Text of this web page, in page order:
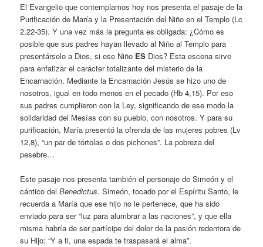
El Evangelio que contemplamos hoy nos presenta el pasaje de la
Purificación de María y la Presentación del Niño en el Templo (Lc
2,22-35). Y una vez más la pregunta es obligada: ¿Cómo es
posible que sus padres hayan llevado al Niño al Templo para
presentárselo a Dios, si ese Niño ES Dios? Esta escena sirve
para enfatizar el carácter totalizante del misterio de la
Encarnación. Mediante la Encarnación Jesús se hizo uno de
nosotros, igual en todo menos en el pecado (Hb 4,15). Por eso
sus padres cumplieron con la Ley, significando de ese modo la
solidaridad del Mesías con su pueblo, con nosotros. Y para su
purificación, María presentó la ofrenda de las mujeres pobres (Lv
12,8), “un par de tórtolas o dos pichones”. La pobreza del
pesebre…
Este pasaje nos presenta también el personaje de Simeón y el
cántico delBenedictus. Simeón, tocado por el Espíritu Santo, le
recuerda a María que ese hijo no le pertenece, que ha sido
enviado para ser “luz para alumbrar a las naciones”, y que ella
misma habría de ser partícipe del dolor de la pasión redentora de
su Hijo: “Y a ti, una espada te traspasará el alma”.